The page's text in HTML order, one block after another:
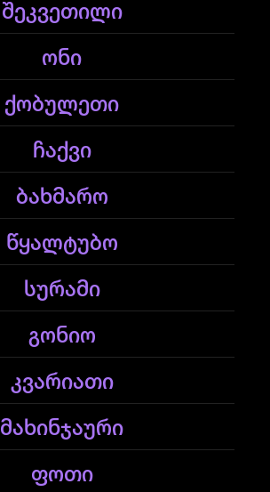
შეკვეთილი
ონი
ქობულეთი
ჩაქვი
ბახმარო
წყალტუბო
სურამი
გონიო
კვარიათი
მახინჯაური
ფოთი